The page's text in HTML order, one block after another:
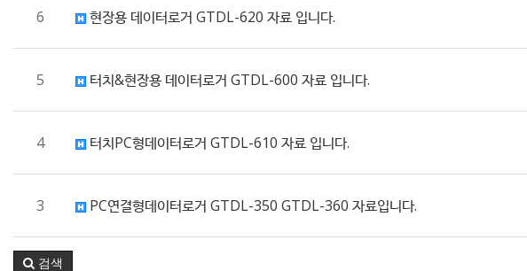
6 현장용 데이터로거 GTDL-620 자료 입니다.
5 터치&현장용 데이터로거 GTDL-600 자료 입니다.
4 터치PC형데이터로거 GTDL-610 자료 입니다.
3 PC연결형데이터로거 GTDL-350 GTDL-360 자료입니다.
검색